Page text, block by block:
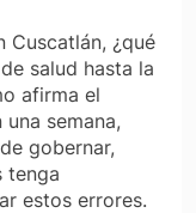
Cuscatlán, ¿qué
salud hasta la
afirma el
semana,
gobernar,
tenga
estos errores.